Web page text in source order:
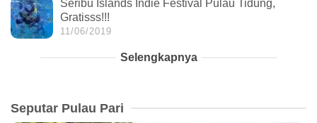
Seribu Islands Indie Festival Pulau Tidung,
Gratisss!!!
11/06/2019
Selengkapnya
Seputar Pulau Pari